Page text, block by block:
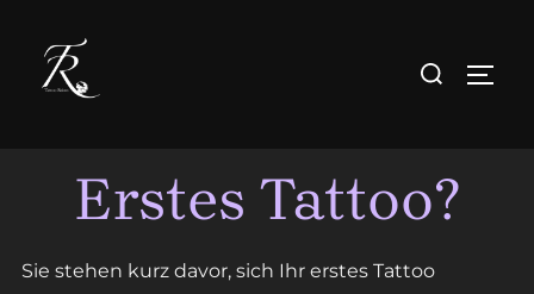
Inhalt
springen
Suchen
Erstes Tattoo?
Sie stehen kurz davor, sich Ihr erstes Tattoo